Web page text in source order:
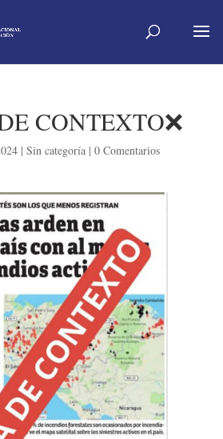
CONTEXTO❌
| Sin categoría| 0 Comentarios